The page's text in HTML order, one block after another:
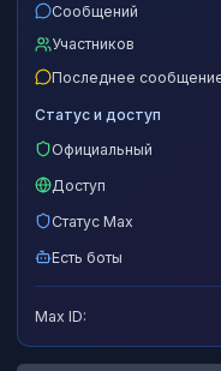
Сообщений
Участников
Последнее
Статус и доступ
Официальный
Доступ
Статус Max
Есть боты
Max ID: